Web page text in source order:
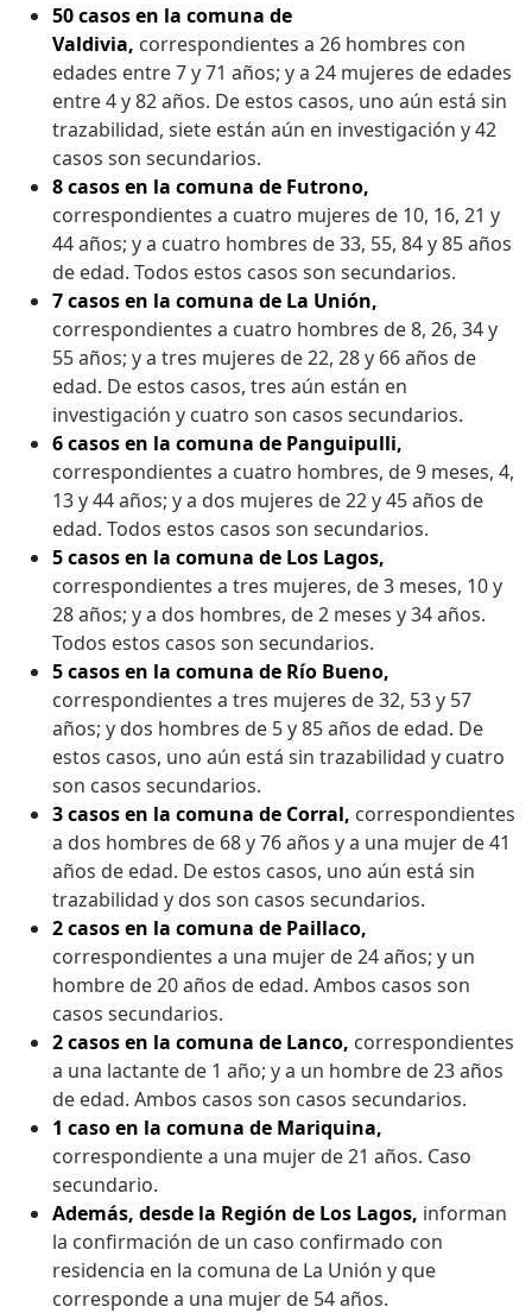
50 casos en la comuna de
Valdivia, correspondientes a 26 hombres con
edades entre 7 y 71 años; y a 24 mujeres de edades
entre 4 y 82 años. De estos casos, uno aún está sin
trazabilidad, siete están aún en investigación y 42
casos son secundarios.
8 casos en la comuna de Futrono,
correspondientes a cuatro mujeres de 10, 16, 21 y
44 años; y a cuatro hombres de 33, 55, 84 y 85 años
de edad. Todos estos casos son secundarios.
7 casos en la comuna de La Unión,
correspondientes a cuatro hombres de 8, 26, 34 y
55 años; y a tres mujeres de 22, 28 y 66 años de
edad. De estos casos, tres aún están en
investigación y cuatro son casos secundarios.
6 casos en la comuna de Panguipulli,
correspondientes a cuatro hombres, de 9 meses, 4,
13 y 44 años; y a dos mujeres de 22 y 45 años de
edad. Todos estos casos son secundarios.
5 casos en la comuna de Los Lagos,
correspondientes a tres mujeres, de 3 meses, 10 y
28 años; y a dos hombres, de 2 meses y 34 años.
Todos estos casos son secundarios.
5 casos en la comuna de Río Bueno,
correspondientes a tres mujeres de 32, 53 y 57
años; y dos hombres de 5 y 85 años de edad. De
estos casos, uno aún está sin trazabilidad y cuatro
son casos secundarios.
3 casos en la comuna de Corral, correspondientes
a dos hombres de 68 y 76 años y a una mujer de 41
años de edad. De estos casos, uno aún está sin
trazabilidad y dos son casos secundarios.
2 casos en la comuna de Paillaco,
correspondientes a una mujer de 24 años; y un
hombre de 20 años de edad. Ambos casos son
casos secundarios.
2 casos en la comuna de Lanco, correspondientes
a una lactante de 1 año; y a un hombre de 23 años
de edad. Ambos casos son casos secundarios.
1 caso en la comuna de Mariquina,
correspondiente a una mujer de 21 años. Caso
secundario.
Además, desde la Región de Los Lagos, informan
la confirmación de un caso confirmado con
residencia en la comuna de La Unión y que
corresponde a una mujer de 54 años.